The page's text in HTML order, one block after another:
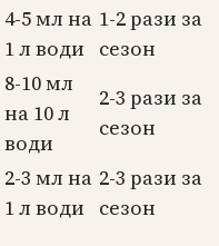
4-5 мл на
1 л води
1-2 рази за
сезон
8-10 мл
на 10 л
води
2-3 рази за
сезон
2-3 мл на
1 л води
2-3 рази за
сезон